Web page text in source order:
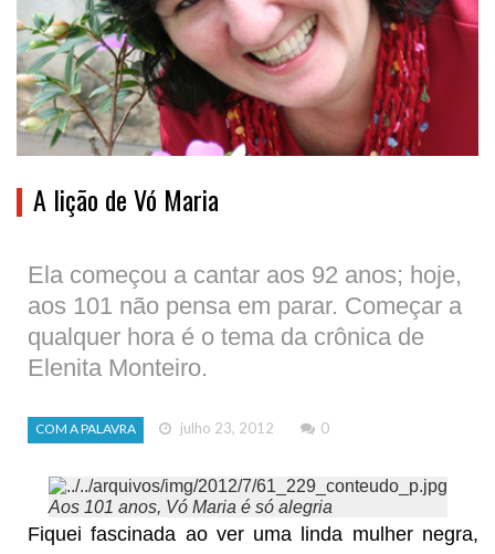
A lição de Vó Maria
Ela começou a cantar aos 92 anos; hoje,
aos 101 não pensa em parar. Começar a
qualquer hora é o tema da crônica de
Elenita Monteiro.
COM A PALAVRA julho 23, 2012 0
Aos 101 anos, Vó Maria é só alegria
Fiquei fascinada ao ver uma linda mulher negra,